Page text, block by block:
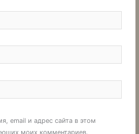
email и адрес сайта в этом
моих комментариев.